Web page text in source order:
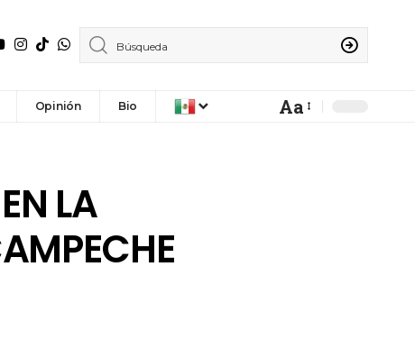
Opinión Bio Aa
LA